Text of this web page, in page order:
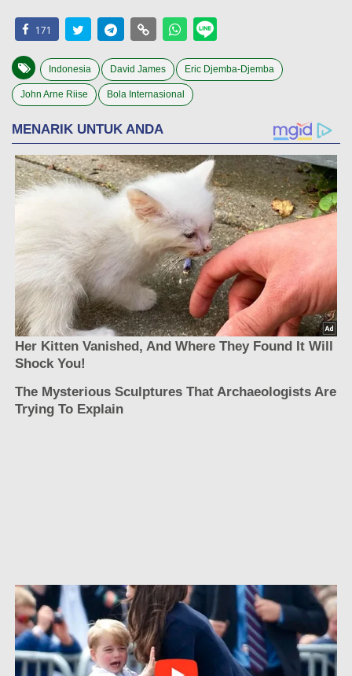
171
Indonesia David James Eric Djemba-Djemba
John Arne Riise Bola Internasional